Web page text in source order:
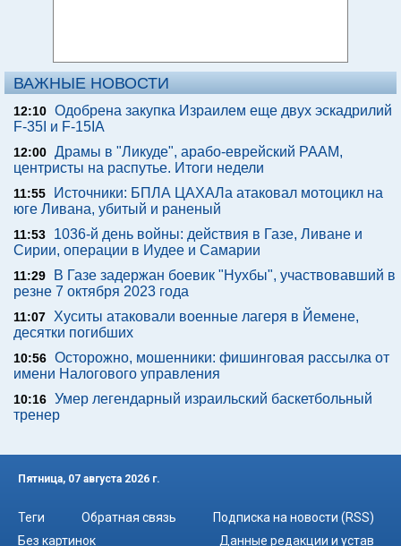
ВАЖНЫЕ НОВОСТИ
12:10 Одобрена закупка Израилем еще двух эскадрилий
F-35I и F-15IA
12:00 Драмы в "Ликуде", арабо-еврейский РААМ,
центристы на распутье. Итоги недели
11:55
Источники: БПЛА ЦАХАЛа атаковал мотоцикл на
юге Ливана, убитый и раненый
11:53
1036-й день войны: действия в Газе, Ливане и
Сирии, операции в Иудее и Самарии
11:29
В Газе задержан боевик "Нухбы", участвовавший в
резне 7 октября 2023 года
11:07
Хуситы атаковали военные лагеря в Йемене,
десятки погибших
10:56 Осторожно, мошенники: фишинговая рассылка от
имени Налогового управления
10:16 Умер легендарный израильский баскетбольный
тренер
Пятница, 07 августа 2026 г.
Теги Обратная связь
Подписка на новости (RSS)
Без картинок
Данные редакции и устав